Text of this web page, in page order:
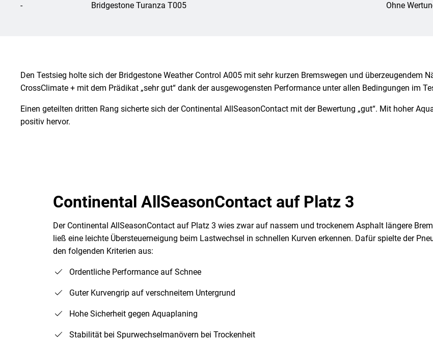
- Bridgestone Turanza T005 Ohne
Den Testsieg holte sich der Bridgestone Weather Control A005 mit sehr kurzen Bremswegen und
CrossClimate + mit dem Prädikat „sehr gut“ dank der ausgewogensten Performance unter allen Bedingungen im
Einen geteilten dritten Rang sicherte sich der Continental AllSeasonContact mit der Bewertung „gut“. Mit hoher
positiv hervor.
Continental AllSeasonContact auf Platz 3
Der Continental AllSeasonContact auf Platz 3 wies zwar auf nassem und trockenem Asphalt längere
ließ eine leichte Übersteuerneigung beim Lastwechsel in schnellen Kurven erkennen. Dafür spielte der
den folgenden Kriterien aus:
Ordentliche Performance auf Schnee
Guter Kurvengrip auf verschneitem Untergrund
Hohe Sicherheit gegen Aquaplaning
Stabilität bei Spurwechselmanövern bei Trockenheit